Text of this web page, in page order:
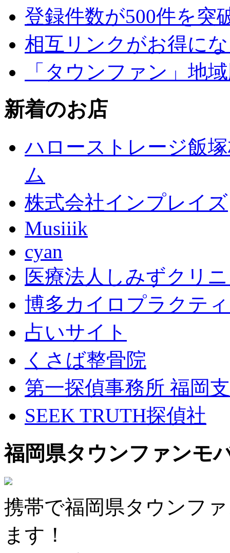
登録件数が500件を突
相互リンクがお得に
「タウンファン」地
新着のお店
ハローストレージ飯
ム
株式会社インプレイズ
Musiiik
cyan
医療法人しみずクリ
博多カイロプラクテ
占いサイト
くさば整骨院
第一探偵事務所 福岡
SEEK TRUTH探偵社
福岡県タウンファンモ
携帯で福岡県タウンフ
ます！